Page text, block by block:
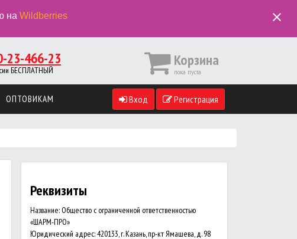
на Wildberries close
23-466-23
БЕСПЛАТНЫЙ
Корзина
пока пуста
ОПТОВИКАМ Вход Регистрация
Реквизиты
Название: Общество с ограниченной ответственностью
«ШАРМ-ПРО»
Юридический адрес: 420133, г. Казань, пр-кт Ямашева, д. 98